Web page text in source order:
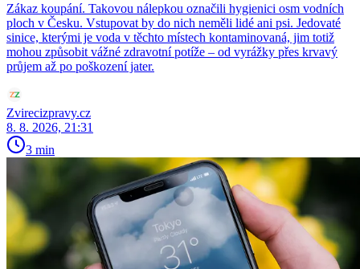
Zákaz koupání. Takovou nálepkou označili hygienici osm vodních
ploch v Česku. Vstupovat by do nich neměli lidé ani psi. Jedovaté
sinice, kterými je voda v těchto místech kontaminovaná, jim totiž
mohou způsobit vážné zdravotní potíže – od vyrážky přes krvavý
průjem až po poškození jater.
Zvirecizpravy.cz
8. 8. 2026, 21:31
3 min